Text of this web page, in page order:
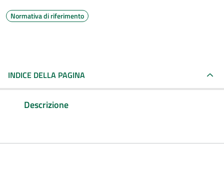
Normativa di riferimento
INDICE DELLA PAGINA
Descrizione